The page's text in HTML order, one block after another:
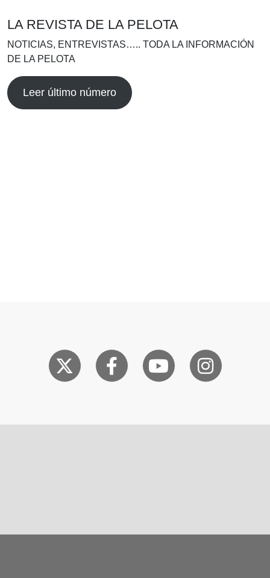
LA REVISTA DE LA PELOTA
NOTICIAS, ENTREVISTAS….. TODA LA INFORMACIÓN
DE LA PELOTA
Leer último número